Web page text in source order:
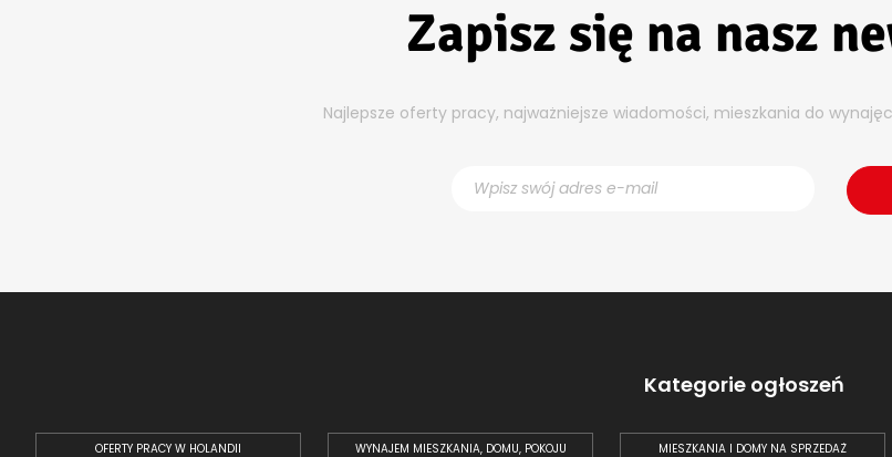
Zapisz się na nasz
Najlepsze oferty pracy, najważniejsze wiadomości, mieszkania do
Kategorie ogłoszeń
OFERTY PRACY W HOLANDII WYNAJEM MIESZKANIA, DOMU, POKOJU MIESZKANIA I DOMY NA SPRZEDAŻ